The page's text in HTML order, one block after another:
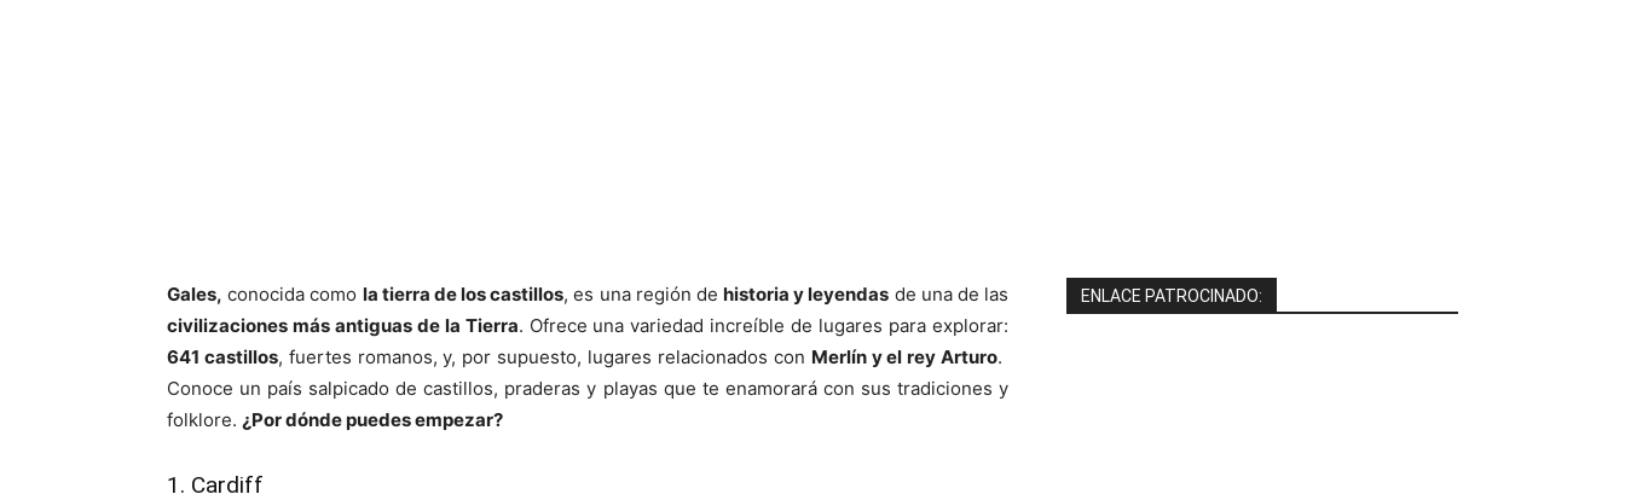
Gales, conocida como la tierra de los castillos, es una región dehistoria y leyendas de una de las
civilizaciones más antiguas de la Tierra. Ofrece una variedad increíble de lugares para explorar:
641 castillos, fuertes romanos, y, por supuesto, lugares relacionados con Merlín y el rey Arturo.
Conoce un país salpicado de castillos, praderas y playas que te enamorará con sus tradiciones y
folklore. ¿Por dónde puedes empezar?
1. Cardiff
ENLACE PATROCINADO: